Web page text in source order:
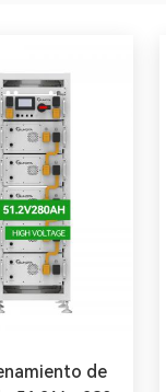
de